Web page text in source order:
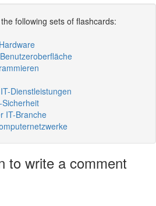
following sets of flashcards:
Dienstleistungen
IT-Branche
to write a comment